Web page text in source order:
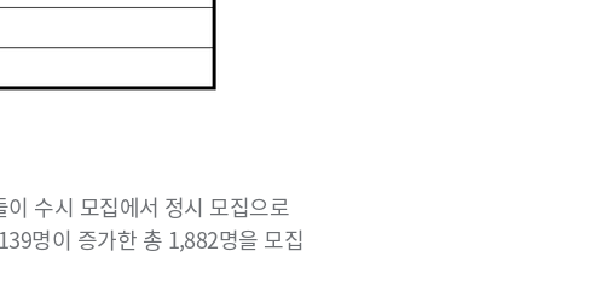
수시 모집에서 정시 모집으로
명이 증가한 총 1,882명을 모집